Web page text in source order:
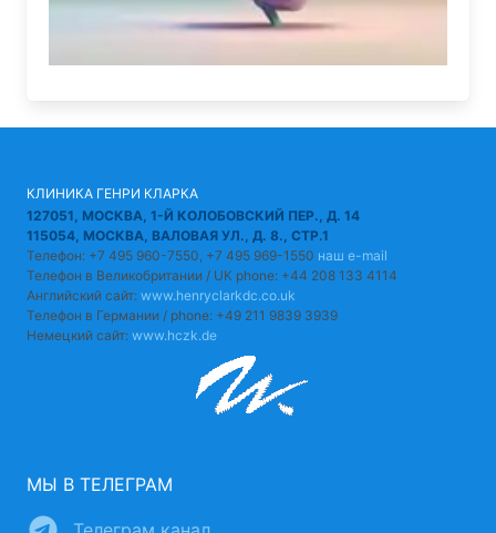
КЛИНИКА ГЕНРИ КЛАРКА
127051, МОСКВА, 1-Й КОЛОБОВСКИЙ ПЕР., Д. 14
115054, МОСКВА, ВАЛОВАЯ УЛ., Д. 8., СТР.1
Телефон: +7 495 960-7550, +7 495 969-1550 наш e-mail
Телефон в Великобритании / UK phone: +44 208 133 4114
Английский сайт: www.henryclarkdc.co.uk
Телефон в Германии / phone: +49 211 9839 3939
Немецкий сайт: www.hczk.de
МЫ В ТЕЛЕГРАМ